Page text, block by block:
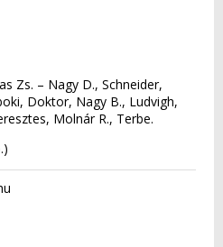
Zs. – Nagy D., Schneider,
Doktor, Nagy B., Ludvigh,
Molnár R., Terbe.